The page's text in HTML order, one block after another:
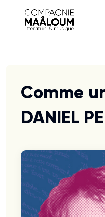
Comme
DANIEL